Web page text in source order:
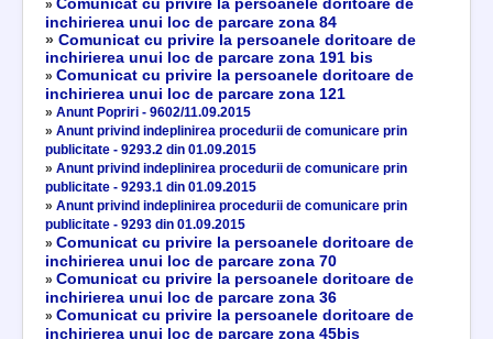
»
inchirierea unui loc de parcare zona 84
» Comunicat cu privire la persoanele doritoare de
inchirierea unui loc de parcare zona 191 bis
» Comunicat cu privire la persoanele doritoare de
inchirierea unui loc de parcare zona 121
» Anunt Popriri - 9602/11.09.2015
» Anunt privind indeplinirea procedurii de comunicare prin
publicitate - 9293.2 din 01.09.2015
» Anunt privind indeplinirea procedurii de comunicare prin
publicitate - 9293.1 din 01.09.2015
» Anunt privind indeplinirea procedurii de comunicare prin
publicitate - 9293 din 01.09.2015
» Comunicat cu privire la persoanele doritoare de
inchirierea unui loc de parcare zona 70
» Comunicat cu privire la persoanele doritoare de
inchirierea unui loc de parcare zona 36
» Comunicat cu privire la persoanele doritoare de
inchirierea unui loc de parcare zona 45bis